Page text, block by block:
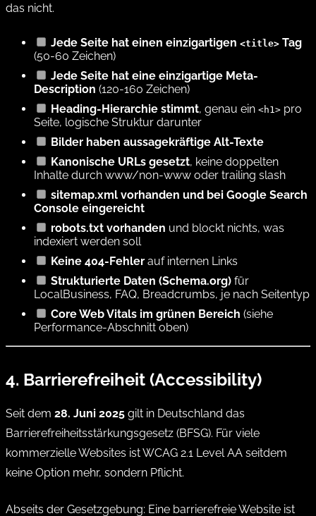
das nicht.
Jede Seite hat einen einzigartigen <title> Tag
(50-60 Zeichen)
Jede Seite hat eine einzigartige Meta-
Description (120-160 Zeichen)
Heading-Hierarchie stimmt, genau ein <h1> pro
Seite, logische Struktur darunter
Bilder haben aussagekräftige Alt-Texte
Kanonische URLs gesetzt, keine doppelten
Inhalte durch www/non-www oder trailing slash
sitemap.xml vorhanden und bei Google Search
Console eingereicht
robots.txt vorhanden und blockt nichts, was
indexiert werden soll
Keine 404-Fehler auf internen Links
Strukturierte Daten (Schema.org) für
LocalBusiness, FAQ, Breadcrumbs, je nach Seitentyp
Core Web Vitals im grünen Bereich (siehe
Performance-Abschnitt oben)
4. Barrierefreiheit (Accessibility)
Seit dem 28. Juni 2025 gilt in Deutschland das
Barrierefreiheitsstärkungsgesetz (BFSG). Für viele
kommerzielle Websites ist WCAG 2.1 Level AA seitdem
keine Option mehr, sondern Pflicht.
Abseits der Gesetzgebung: Eine barrierefreie Website ist